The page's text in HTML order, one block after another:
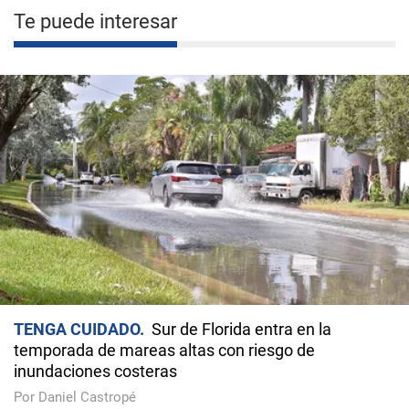
Te puede interesar
TENGA CUIDADO
Sur de Florida entra en la
temporada de mareas altas con riesgo de
inundaciones costeras
Por Daniel Castropé